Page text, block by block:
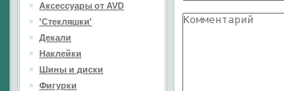
Аксессуары от AVD
'Стекляшки'
Декали
Наклейки
Шины и диски
Фигурки